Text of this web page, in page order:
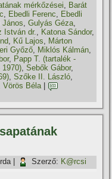
mérkőzései, Barát
, Ebedli Ferenc, Ebedli
János,Gulyás Géza,
István dr., Katona Sándor,
, Kű Lajos, Márton
Győző, Miklós Kálmán,
, Papp T. (tartalék -
1970),Sebők Gábor,
,Szőke II. László,
Vörös Béla|
| Szerző: K@rcsi